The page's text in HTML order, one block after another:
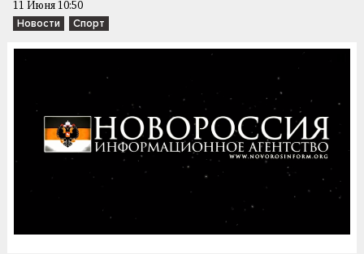
11 Июня 10:50
Новости Спорт